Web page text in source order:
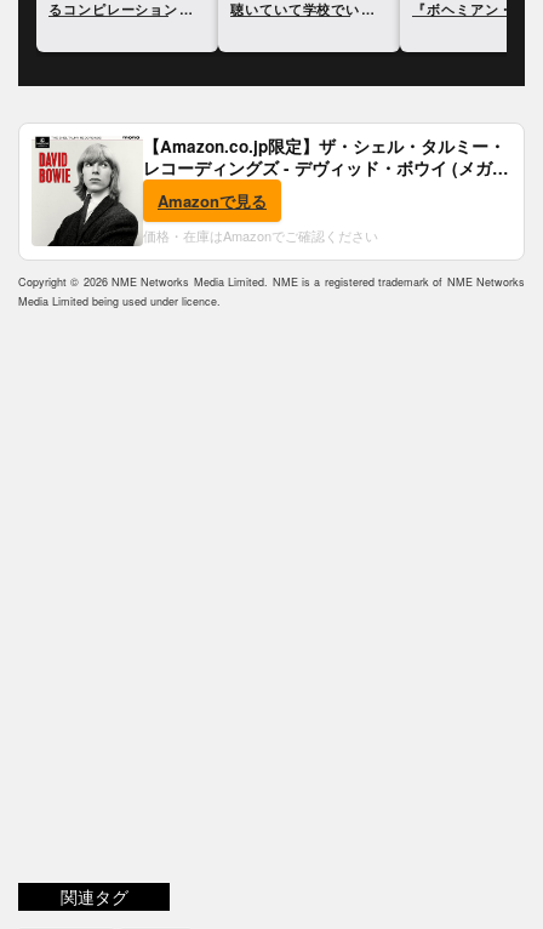
るコンピレーション動画
聴いていて学校でいじめ
『ボヘミアン・ラ
【Amazon.co.jp限定】ザ・シェル・タルミー・
レコーディングズ - デヴィッド・ボウイ (メガジ
ャケ付)
Amazonで見る
価格・在庫はAmazonでご確認ください
Copyright © 2026 NME Networks Media Limited. NME is a registered trademark of NME Networks
Media Limited being used under licence.
関連タグ